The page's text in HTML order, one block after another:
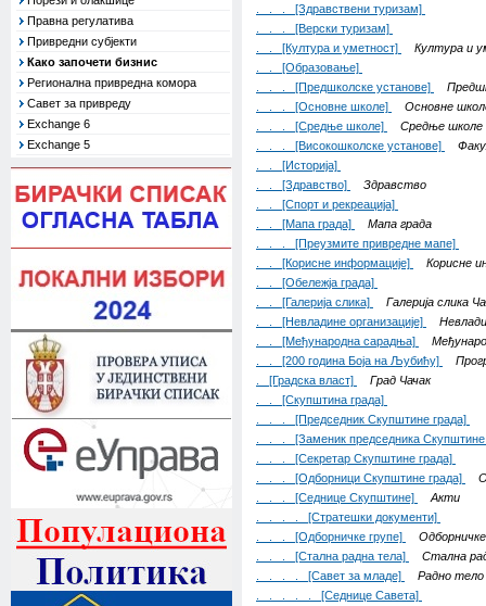
Правна регулатива
Привредни субјекти
Како започети бизнис
Регионална привредна комора
Савет за привреду
Exchange 6
Exchange 5
. . . [Здравствени туризам]
. . . [Верски туризам]
. . [Култура и уметност]
Култура и
. . [Образовање]
. . . [Предшколске установе]
. . . [Основне школе]
Основне
. . . [Средње школе]
Средње школе
. . . [Високошколске установе]
. . [Историја]
. . [Здравство]
Здравство
. . [Спорт и рекреација]
. . [Мапа града]
Мапа града
. . . [Преузмите привредне мапе]
. . [Корисне информације]
Корисне
. . [Обележја града]
. . [Галерија слика]
Галерија слика
. . [Невладине организације]
. . [Међународна сарадња]
. . [200 година Боја на Љубићу]
. [Градска власт]
Град Чачак
. . [Скупштина града]
. . . [Председник Скупштине града]
. . . [Заменик председника Скупштине
. . . [Секретар Скупштине града]
. . . [Одборници Скупштине града]
. . . [Седнице Скупштине]
Акти
. . . . [Стратешки документи]
. . . [Одборничке групе]
. . . [Стална радна тела]
Стална
. . . . [Савет за младе]
Радно тело
. . . . . [Седнице Савета]